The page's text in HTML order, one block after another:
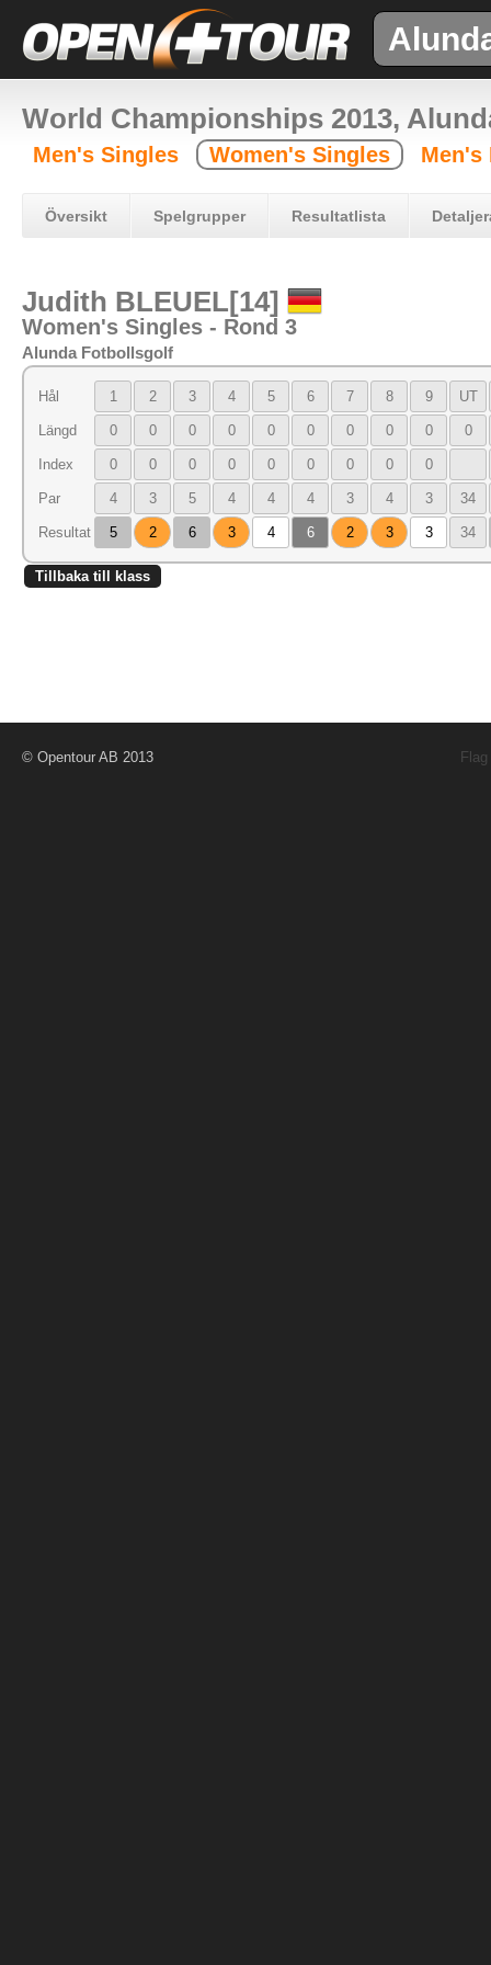
World Championships 2013,
Men's Singles Women's Singles Men's
Översikt Spelgrupper Resultatlista
Judith BLEUEL[14]
Women's Singles - Rond 3
Alunda Fotbollsgolf
Hål 1 2 3 4 5 6 7 8 9 UT
Längd 0 0 0 0 0 0 0 0 0 0
Index 0 0 0 0 0 0 0 0 0
Par 4 3 5 4 4 4 3 4 3 34
Resultat 5 2 6 3 4 6 2 3 3 34
Tillbaka till klass
© Opentour AB 2013